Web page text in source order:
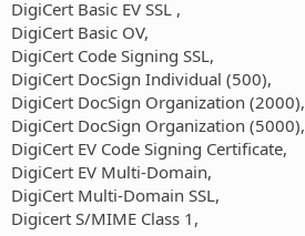
DigiCert Basic EV SSL ,
DigiCert Basic OV,
DigiCert Code Signing SSL,
DigiCert DocSign Individual (500),
DigiCert DocSign Organization (2000),
DigiCert DocSign Organization (5000),
DigiCert EV Code Signing Certificate,
DigiCert EV Multi-Domain,
DigiCert Multi-Domain SSL,
Digicert S/MIME Class 1,